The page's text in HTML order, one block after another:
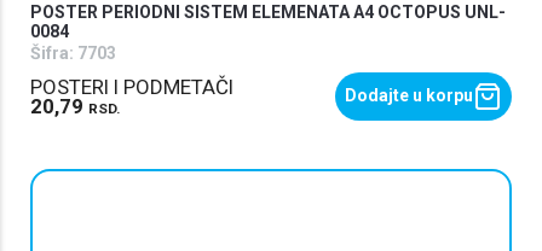
POSTER PERIODNI SISTEM ELEMENATA A4 OCTOPUS UNL-
0084
Šifra: 7703
POSTERI I PODMETAČI
20,79 RSD.
Dodajte u korpu